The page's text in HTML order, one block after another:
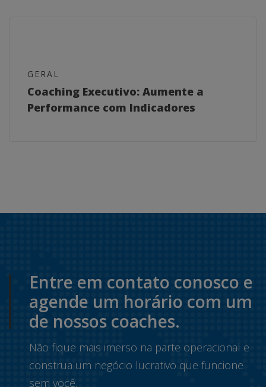
GERAL
Coaching Executivo: Aumente a
Performance com Indicadores
Entre em contato conosco e
agende um horário com um
de nossos coaches.
Não fique mais imerso na parte operacional e
construa um negócio lucrativo que funcione
sem você.